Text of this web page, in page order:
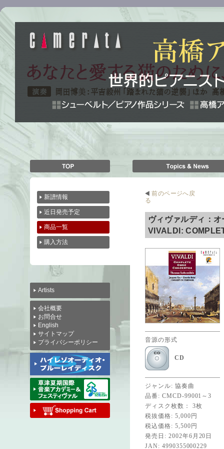
新譜情報
近日発売予定
商品一覧
購入方法
Artists
会社概要
お問合せ
English
サイトマップ
プライバシーポリシー
前のページへ戻
る
ヴィヴァルディ：
VIVALDI:
音源の形式
CD
ジャンル: 協奏曲
品番: CMCD-99001～3
ディスク枚数： 3枚
税抜価格: 5,000円
税込価格: 5,500円
発売日: 2002年6月20日
JAN: 4990355000229